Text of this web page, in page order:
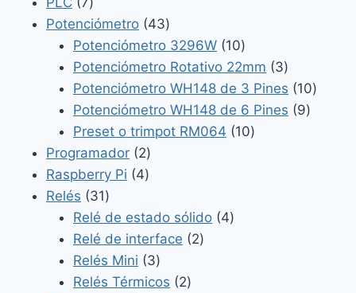
productos
Potenciómetro 4343
productos
Potenciómetro 3296W 1010
productos
Potenciómetro Rotativo 22mm 33
productos
Potenciómetro WH148 de 3 Pines 1010
Potenciómetro WH148 de 6 Pines 99
Preset o trimpot RM064 1010
Programador 22
productos
Raspberry Pi 44
Relés 3131
productos
Relé de estado sólido 44
Relé de interface 22
Relés Mini 33
productos
Relés Térmicos 22